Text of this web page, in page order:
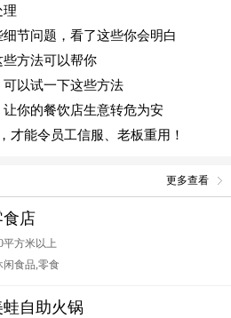
理
节问题，看了这些你会明白
方法可以帮你
以试一下这些方法
你的餐饮店生意转危为安
才能令员工信服、老板重用！
更多查看
食店
平方米以上
食品,零食
自助火锅